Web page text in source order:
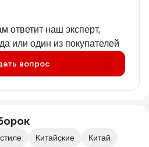
ответит наш эксперт,
или один из покупателей
вопрос
Китайские
Китай